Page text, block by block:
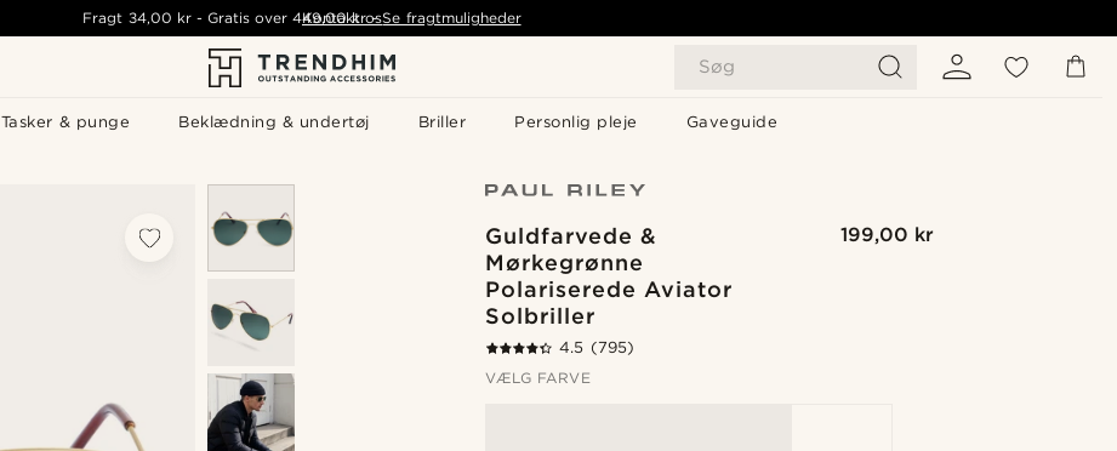
Søg
Tasker & punge Beklædning & undertøj Briller Personlig pleje Gaveguide
Fragt 34,00 kr- Gratis over 449,00 kr - Se fragtmuligheder
Kontakt os
Guldfarvede &
Mørkegrønne
Polariserede Aviator
Solbriller
199,00 kr
4.5 (795)
VÆLG FARVE